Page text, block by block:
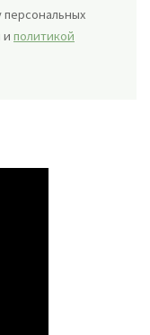
персональных
и политикой